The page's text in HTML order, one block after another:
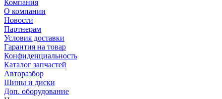
Компания
О компании
Новости
Партнерам
Условия доставки
Гарантия на товар
Конфиденциальность
Каталог запчастей
Авторазбор
Шины и диски
Доп. оборудование